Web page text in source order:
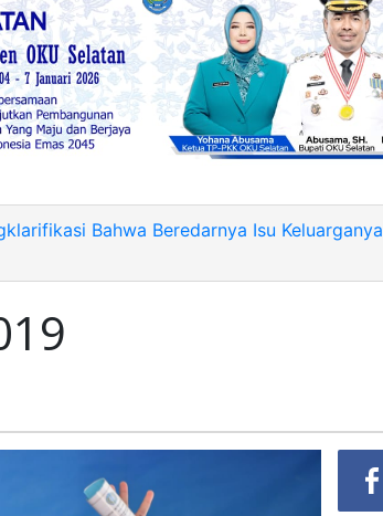
Bahwa Beredarnya Isu Keluarganya